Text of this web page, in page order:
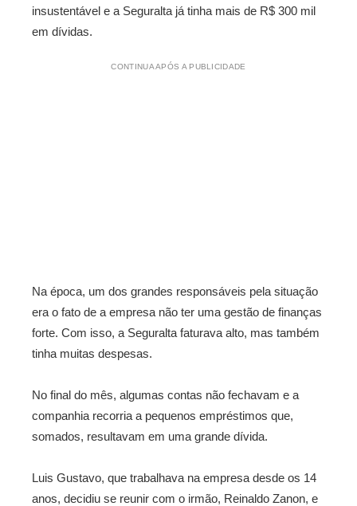
insustentável e a Seguralta já tinha mais de R$ 300 mil
em dívidas.
CONTINUA APÓS A PUBLICIDADE
Na época, um dos grandes responsáveis pela situação
era o fato de a empresa não ter uma gestão de finanças
forte. Com isso, a Seguralta faturava alto, mas também
tinha muitas despesas.
No final do mês, algumas contas não fechavam e a
companhia recorria a pequenos empréstimos que,
somados, resultavam em uma grande dívida.
Luis Gustavo, que trabalhava na empresa desde os 14
anos, decidiu se reunir com o irmão, Reinaldo Zanon, e